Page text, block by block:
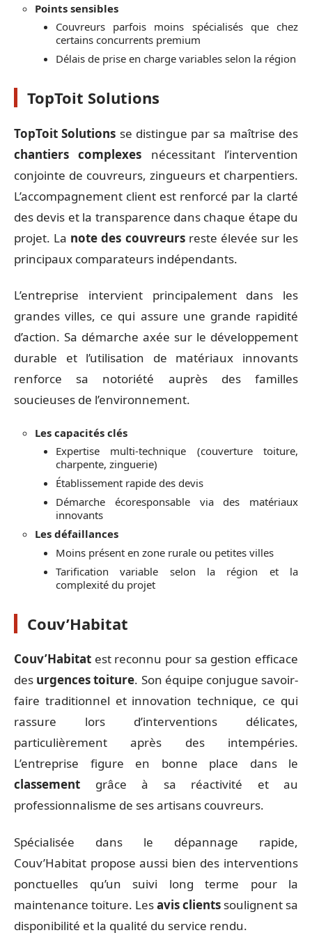
Points sensibles
Couvreurs parfois moins spécialisés que chez
certains concurrents premium
Délais de prise en charge variables selon la région
TopToit Solutions
TopToit Solutions se distingue par sa maîtrise des
chantiers complexes nécessitant l’intervention
conjointe de couvreurs, zingueurs et charpentiers.
L’accompagnement client est renforcé par la clarté
des devis et la transparence dans chaque étape du
projet. La note des couvreursreste élevée sur les
principaux comparateurs indépendants.
L’entreprise intervient principalement dans les
grandes villes, ce qui assure une grande rapidité
d’action. Sa démarche axée sur le développement
durable et l’utilisation de matériaux innovants
renforce sa notoriété auprès des familles
soucieuses de l’environnement.
Les capacités clés
Expertise multi-technique (couverture toiture,
charpente, zinguerie)
Établissement rapide des devis
Démarche écoresponsable via des matériaux
innovants
Les défaillances
Moins présent en zone rurale ou petites villes
Tarification variable selon la région et la
complexité du projet
Couv’Habitat
Couv’Habitat est reconnu pour sa gestion efficace
des urgences toiture. Son équipe conjugue savoir-
faire traditionnel et innovation technique, ce qui
rassure lors d’interventions délicates,
particulièrement après des intempéries.
L’entreprise figure en bonne place dans le
classement grâce à sa réactivité et au
professionnalisme de ses artisans couvreurs.
Spécialisée dans le dépannage rapide,
Couv’Habitat propose aussi bien des interventions
ponctuelles qu’un suivi long terme pour la
maintenance toiture. Lesavis clients soulignent sa
disponibilité et la qualité du service rendu.